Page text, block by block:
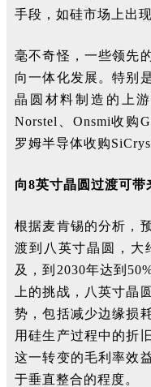
手段，如硅市场上出
毫不奇怪，一些领先
向一体化发展。特别
晶圆材料制造的上
Norstel、Onsmi收购
罗姆半导体收购
向8英寸晶圆过渡可
根据麦肯锡的分析，
渡到八英寸晶圆，大
及，到2030年达到
上的挑战，八英寸晶
势，包括减少边缘损
用硅生产过程中的折
这一转变的毛利率效
于垂直整合的程度。